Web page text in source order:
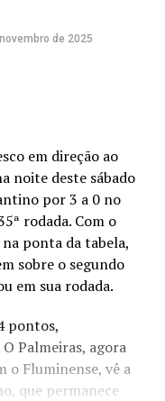
de 2025
em direção ao
noite deste sábado
por 3 a 0 no
rodada. Com o
ponta da tabela,
sobre o segundo
em sua rodada.
pontos,
Palmeiras, agora
o Fluminense, vê a
que permanece